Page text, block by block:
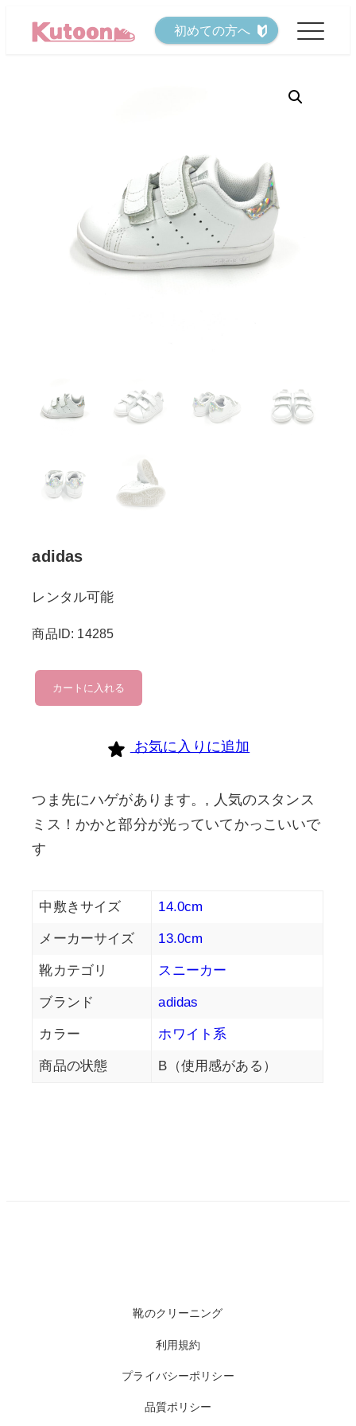
初めての方へ
adidas
レンタル可能
商品ID: 14285
adidas
個
カートに入れる
お気に入りに追加
つま先にハゲがあります。, 人気のスタンス
ミス！かかと部分が光っていてかっこいいで
す
中敷きサイズ 14.0cm
メーカーサイズ 13.0cm
靴カテゴリ スニーカー
ブランド adidas
カラー ホワイト系
商品の状態 B（使用感がある）
靴のクリーニング
利用規約
プライバシーポリシー
品質ポリシー